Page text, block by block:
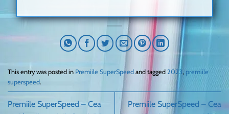
This entry was posted in Premiile SuperSpeed and tagged 2023, premiile
superspeed.
Premiile SuperSpeed – Cea
Premiile SuperSpeed – Cea